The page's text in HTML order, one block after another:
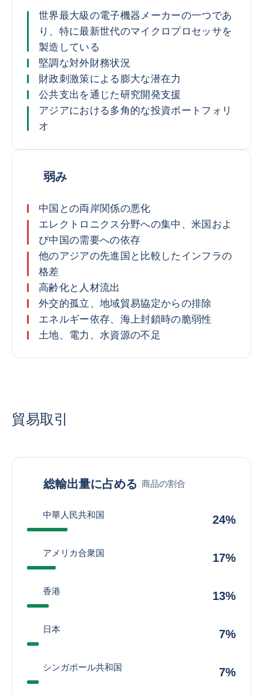
世界最大級の電子機器メーカーの一つであ
り、特に最新世代のマイクロプロセッサを
製造している
堅調な対外財務状況
財政刺激策による膨大な潜在力
公共支出を通じた研究開発支援
アジアにおける多角的な投資ポートフォリ
オ
弱み
中国との両岸関係の悪化
エレクトロニクス分野への集中、米国およ
び中国の需要への依存
他のアジアの先進国と比較したインフラの
格差
高齢化と人材流出
外交的孤立、地域貿易協定からの排除
エネルギー依存、海上封鎖時の脆弱性
土地、電力、水資源の不足
貿易取引
総輸出量に占める 商品の割合
中華人民共和国 24%
アメリカ合衆国 17%
香港 13%
日本 7%
シンガポール共和国 7%